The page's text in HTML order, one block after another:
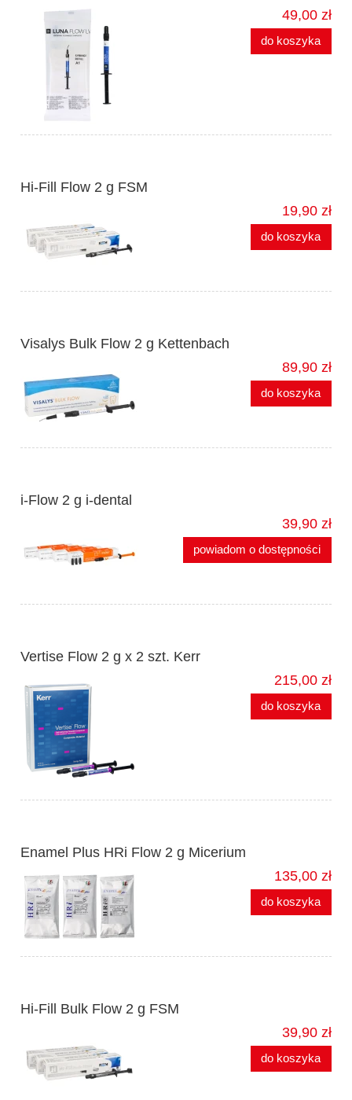
49,00 zł
do koszyka
Hi-Fill Flow 2 g FSM
19,90 zł
do koszyka
Visalys Bulk Flow 2 g Kettenbach
89,90 zł
do koszyka
i-Flow 2 g i-dental
39,90 zł
powiadom o dostępności
Vertise Flow 2 g x 2 szt. Kerr
215,00 zł
do koszyka
Enamel Plus HRi Flow 2 g Micerium
135,00 zł
do koszyka
Hi-Fill Bulk Flow 2 g FSM
39,90 zł
do koszyka